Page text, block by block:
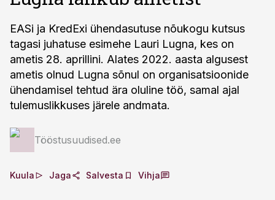
EASi ja KredExi ühendasutuse nõukogu kutsus
tagasi juhatuse esimehe Lauri Lugna, kes on
ametis 28. aprillini. Alates 2022. aasta algusest
ametis olnud Lugna sõnul on organisatsioonide
ühendamisel tehtud ära oluline töö, samal ajal
tulemuslikkuses järele andmata.
Tööstusuudised.ee
Kuula Jaga Salvesta Vihja